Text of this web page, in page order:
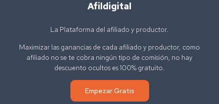
Afildigital
La Plataforma del afiliado y productor.
Maximizar las ganancias de cada afiliado y productor, como
afiliado no se te cobra ningún tipo de comisión, no hay
descuento ocultos es 100% gratuito.
Empezar Gratis